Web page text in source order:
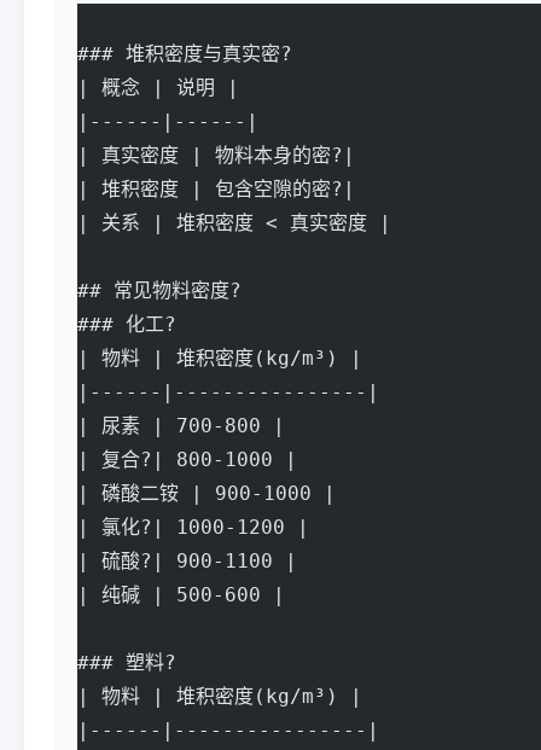
### 堆积密度与真实密?
| 概念 | 说明 |
|------|------|
| 真实密度 | 物料本身的密?|
| 堆积密度 | 包含空隙的密?|
| 关系 | 堆积密度 < 真实密度 |
## 常见物料密度?
### 化工?
| 物料 | 堆积密度(kg/m³) |
|------|----------------|
| 尿素 | 700-800 |
| 复合?| 800-1000 |
| 磷酸二铵 | 900-1000 |
| 氯化?| 1000-1200 |
| 硫酸?| 900-1100 |
| 纯碱 | 500-600 |
### 塑料?
| 物料 | 堆积密度(kg/m³) |
|------|----------------|